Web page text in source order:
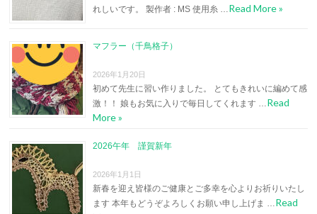
れしいです。 製作者 : MS 使用糸 …Read More »
マフラー（千鳥格子）
2026年1月20日
初めて先生に習い作りました。 とてもきれいに編めて感
激！！ 娘もお気に入りで毎日してくれます …Read
More »
2026午年 謹賀新年
2026年1月1日
新春を迎え皆様のご健康とご多幸を心よりお祈りいたし
ます 本年もどうぞよろしくお願い申し上げま …Read